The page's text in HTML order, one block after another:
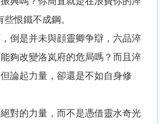
恨鐵不成鋼。
是并未與顔靈卿争辯，六品淬
夠改變洛岚府的危局嗎？而且淬
論起力量，卻還是不如自身修
的力量，而不是憑借靈水奇光